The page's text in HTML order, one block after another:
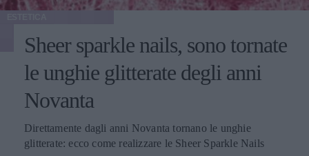
Sheer sparkle nails, sono tornate
le unghie glitterate degli anni
Novanta
Direttamente dagli anni Novanta tornano le unghie
glitterate: ecco come realizzare le Sheer Sparkle Nails